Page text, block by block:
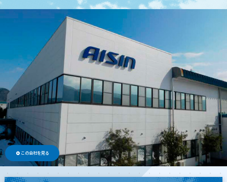
この会社を見る